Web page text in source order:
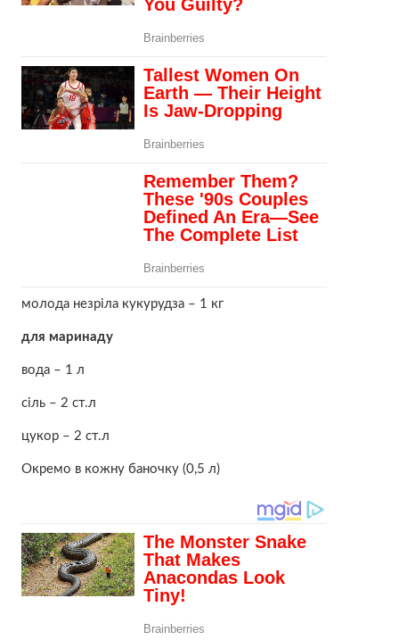
молода незріла кукурудза – 1 кг
для маринаду
вода – 1 л
сіль – 2 ст.л
цукор – 2 ст.л
Окремо в кожну баночку (0,5 л)